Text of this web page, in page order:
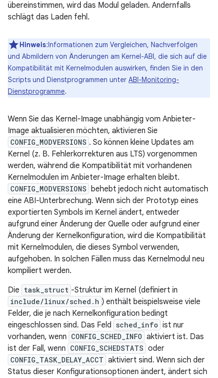
übereinstimmen, wird das Modul geladen. Andernfalls
schlägt das Laden fehl.
Hinweis:Informationen zum Vergleichen, Nachverfolgen
und Abmildern von Änderungen am Kernel-ABI, die sich auf die
Kompatibilität mit Kernelmodulen auswirken, finden Sie in den
Scripts und Dienstprogrammen unter ABI-Monitoring-
Dienstprogramme.
Wenn Sie das Kernel-Image unabhängig vom Anbieter-
Image aktualisieren möchten, aktivieren Sie
CONFIG_MODVERSIONS . So können kleine Updates am
Kernel (z. B. Fehlerkorrekturen aus LTS) vorgenommen
werden, während die Kompatibilität mit vorhandenen
Kernelmodulen im Anbieter-Image erhalten bleibt.
CONFIG_MODVERSIONS behebt jedoch nicht automatisch
eine ABI-Unterbrechung. Wenn sich der Prototyp eines
exportierten Symbols im Kernel ändert, entweder
aufgrund einer Änderung der Quelle oder aufgrund einer
Änderung der Kernelkonfiguration, wird die Kompatibilität
mit Kernelmodulen, die dieses Symbol verwenden,
aufgehoben. In solchen Fällen muss das Kernelmodul neu
kompiliert werden.
Die task_struct -Struktur im Kernel (definiert in
include/linux/sched.h ) enthält beispielsweise viele
Felder, die je nach Kernelkonfiguration bedingt
eingeschlossen sind. Das Feld sched_info ist nur
vorhanden, wenn CONFIG_SCHED_INFO aktiviert ist. Das
ist der Fall, wenn CONFIG_SCHEDSTATS oder
CONFIG_TASK_DELAY_ACCT aktiviert sind. Wenn sich der
Status dieser Konfigurationsoptionen ändert, ändert sich